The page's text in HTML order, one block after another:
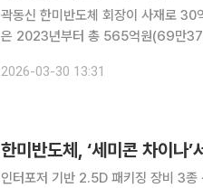
곽동신 한미반도체 회장이 사재로
은 2023년부터 총 565억원(69만3722주)의 자사
다. 곽 회장은 2023년부터 본격적으
2026-03-30 13:31
인터포저 기반 2.5D 패키징 장비 3종